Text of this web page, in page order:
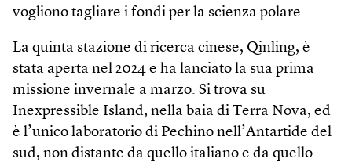
vogliono tagliare i fondi per la scienza polare.
La quinta stazione di ricerca cinese, Qinling, è
stata aperta nel 2024 e ha lanciato la sua prima
missione invernale a marzo. Si trova su
Inexpressible Island, nella baia di Terra Nova, ed
è l’unico laboratorio di Pechino nell’Antartide del
sud, non distante da quello italiano e da quello